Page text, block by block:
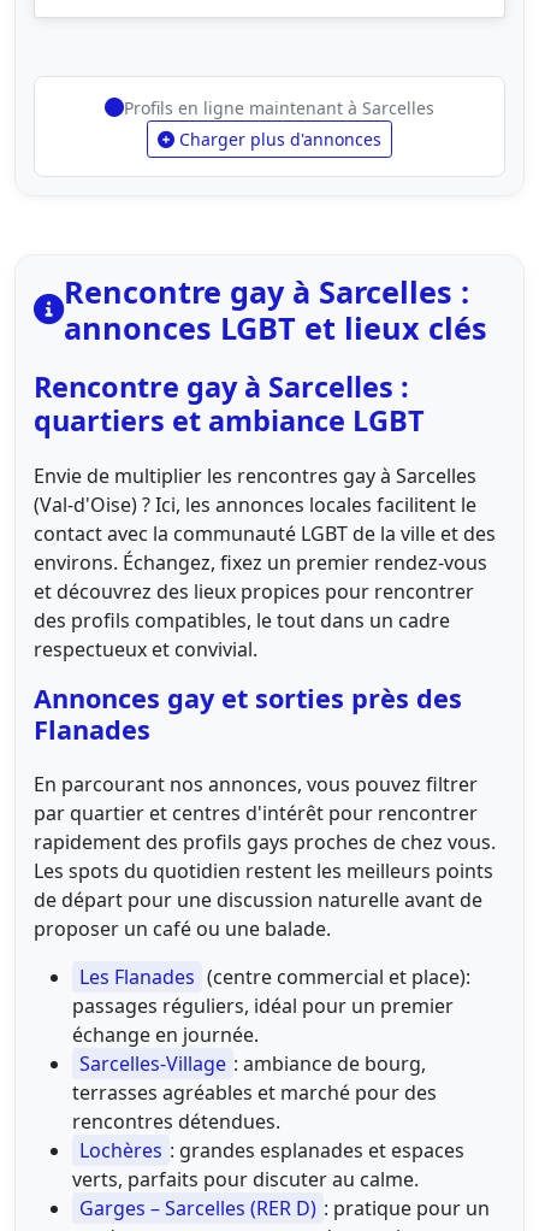
Profils en ligne maintenant à Sarcelles
Charger plus d'annonces
Rencontre gay à Sarcelles :
annonces LGBT et lieux clés
Rencontre gay à Sarcelles :
quartiers et ambiance LGBT
Envie de multiplier les rencontres gay à Sarcelles
(Val-d'Oise) ? Ici, les annonces locales facilitent le
contact avec la communauté LGBT de la ville et des
environs. Échangez, fixez un premier rendez-vous
et découvrez des lieux propices pour rencontrer
des profils compatibles, le tout dans un cadre
respectueux et convivial.
Annonces gay et sorties près des
Flanades
En parcourant nos annonces, vous pouvez filtrer
par quartier et centres d'intérêt pour rencontrer
rapidement des profils gays proches de chez vous.
Les spots du quotidien restent les meilleurs points
de départ pour une discussion naturelle avant de
proposer un café ou une balade.
Les Flanades (centre commercial et place):
passages réguliers, idéal pour un premier
échange en journée.
Sarcelles-Village : ambiance de bourg,
terrasses agréables et marché pour des
rencontres détendues.
Lochères : grandes esplanades et espaces
verts, parfaits pour discuter au calme.
Garges – Sarcelles (RER D) : pratique pour un